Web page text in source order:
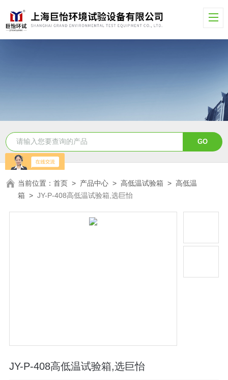
当前位置：首页 > 产品中心 >高低温试验箱 >高低温
箱 >JY-P-408高低温试验箱,选巨怡
JY-P-408高低温试验箱,选巨怡